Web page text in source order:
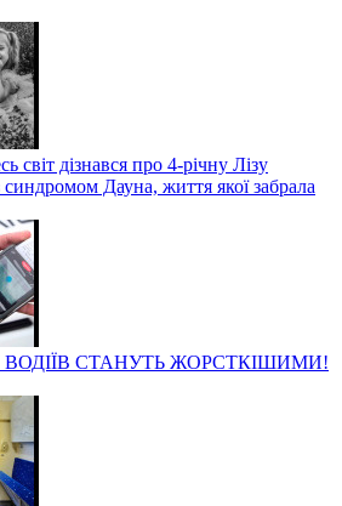
світ дізнався про 4-річну Лізу
Дауна, життя якої забрала
СТАНУТЬ ЖОРСТКІШИМИ!